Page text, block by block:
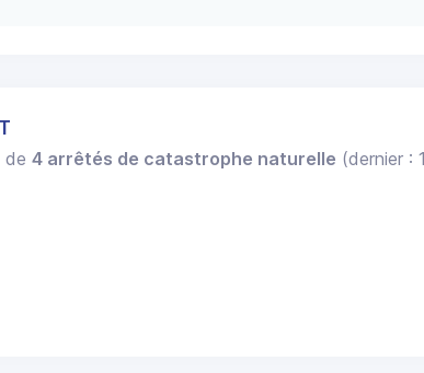
de4 arrêtés de catastrophe naturelle (dernier :